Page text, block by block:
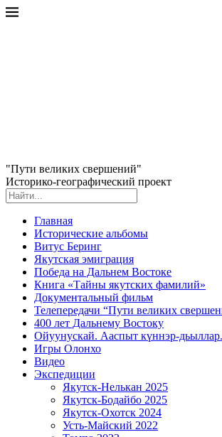
"Пути великих свершений"
Историко-географический проект
Главная
Исторические альбомы
Витус Беринг
Якутская эмиграция
Победа на Дальнем Востоке
Книга «Тайны якутских фамилий»
Документальный фильм
Телепередачи “Пути великих
400 лет Дальнему Востоку
Ойуунускай. Ааспыт күннэр-
Игры Олонхо
Видео
Экспедиции
Якутск-Нелькан 2025
Якутск-Бодайбо 2025
Якутск-Охотск 2024
Усть-Майский 2022